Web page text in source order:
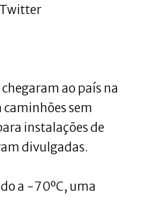
Twitter
ao país na
sem
instalações de
divulgadas.
a -70ºC, uma